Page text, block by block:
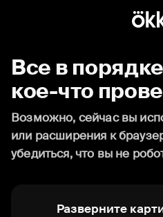
Все в
кое-что
Возможно, сейчас вы
или расширения к
убедиться, что вы не
Разверните